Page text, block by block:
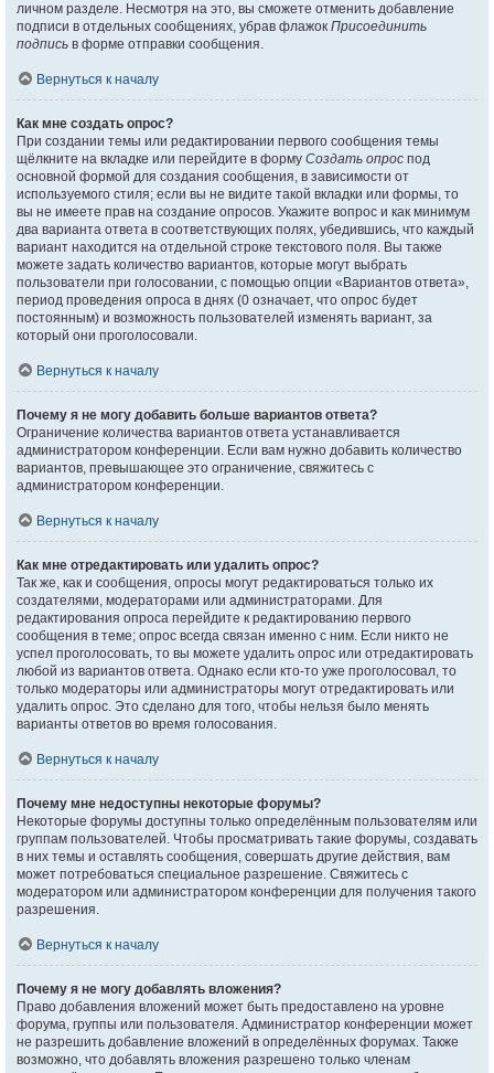
личном разделе. Несмотря на это, вы сможете отменить добавление
подписи в отдельных сообщениях, убрав флажок Присоединить
подпись в форме отправки сообщения.
Вернуться к началу
Как мне создать опрос?
При создании темы или редактировании первого сообщения темы
щёлкните на вкладке или перейдите в форму Создать опрос под
основной формой для создания сообщения, в зависимости от
используемого стиля; если вы не видите такой вкладки или формы, то
вы не имеете прав на создание опросов. Укажите вопрос и как минимум
два варианта ответа в соответствующих полях, убедившись, что каждый
вариант находится на отдельной строке текстового поля. Вы также
можете задать количество вариантов, которые могут выбрать
пользователи при голосовании, с помощью опции «Вариантов ответа»,
период проведения опроса в днях (0 означает, что опрос будет
постоянным) и возможность пользователей изменять вариант, за
который они проголосовали.
Вернуться к началу
Почему я не могу добавить больше вариантов ответа?
Ограничение количества вариантов ответа устанавливается
администратором конференции. Если вам нужно добавить количество
вариантов, превышающее это ограничение, свяжитесь с
администратором конференции.
Вернуться к началу
Как мне отредактировать или удалить опрос?
Так же, как и сообщения, опросы могут редактироваться только их
создателями, модераторами или администраторами. Для
редактирования опроса перейдите к редактированию первого
сообщения в теме; опрос всегда связан именно с ним. Если никто не
успел проголосовать, то вы можете удалить опрос или отредактировать
любой из вариантов ответа. Однако если кто-то уже проголосовал, то
только модераторы или администраторы могут отредактировать или
удалить опрос. Это сделано для того, чтобы нельзя было менять
варианты ответов во время голосования.
Вернуться к началу
Почему мне недоступны некоторые форумы?
Некоторые форумы доступны только определённым пользователям или
группам пользователей. Чтобы просматривать такие форумы, создавать
в них темы и оставлять сообщения, совершать другие действия, вам
может потребоваться специальное разрешение. Свяжитесь с
модератором или администратором конференции для получения такого
разрешения.
Вернуться к началу
Почему я не могу добавлять вложения?
Право добавления вложений может быть предоставлено на уровне
форума, группы или пользователя. Администратор конференции может
не разрешить добавление вложений в определённых форумах. Также
возможно, что добавлять вложения разрешено только членам